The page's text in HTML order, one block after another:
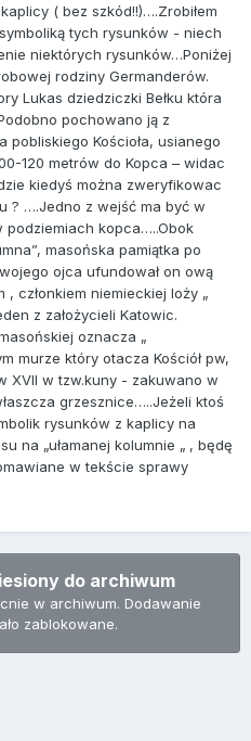
( bez szkód!!)….Zrobiłem
tych rysunków - niech
niektórych rysunków…Poniżej
rodziny Germanderów.
Lukas dziedziczki Bełku która
pochowano ją z
Kościoła, usianego
120 metrów do Kopca – widac
kiedyś można zweryfikowac
? ….Jedno z wejść ma być w
podziemiach kopca…..Obok
masońska pamiątka po
ojca ufundował on ową
, członkiem niemieckiej loży „
z założycieli Katowic.
oznacza „
murze który otacza Kościół pw,
XVII w tzw.kuny - zakuwano w
grzesznice…..Jeżeli ktoś
rysunków z kaplicy na
na „ułamanej kolumnie „ , będę
w tekście sprawy
do archiwum
w archiwum. Dodawanie
zablokowane.